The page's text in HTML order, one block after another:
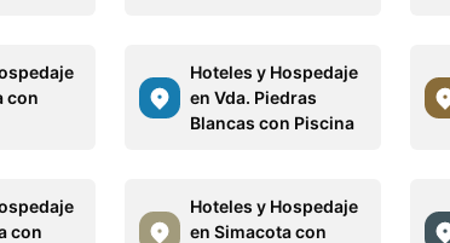
con
Hoteles y Hospedaje
en Vda. Piedras
Blancas con Piscina
con
Hoteles y Hospedaje
en Simacota con